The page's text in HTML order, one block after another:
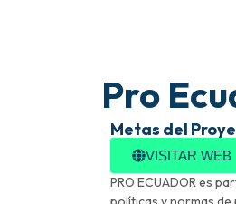
Pro
Metas del
VISITAR WEB
PRO ECUADOR es